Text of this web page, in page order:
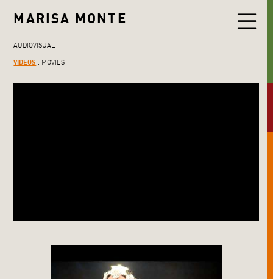
MARISA MONTE
AUDIOVISUAL
VIDEOS MOVIES